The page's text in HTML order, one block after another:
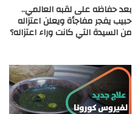
بعد حفاظه على لقبه العالمي..
حبيب يفجر مفاجأة ويعلن اعتزاله
من السيدة التي كانت وراء اعتزاله؟